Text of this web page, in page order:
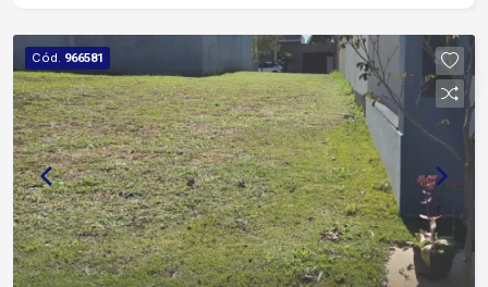
Cód. 966581